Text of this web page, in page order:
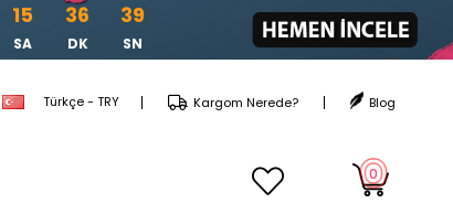
15
SA
36
DK
38
SN
Türkçe - TRY Blog
Kargom Nerede?
0